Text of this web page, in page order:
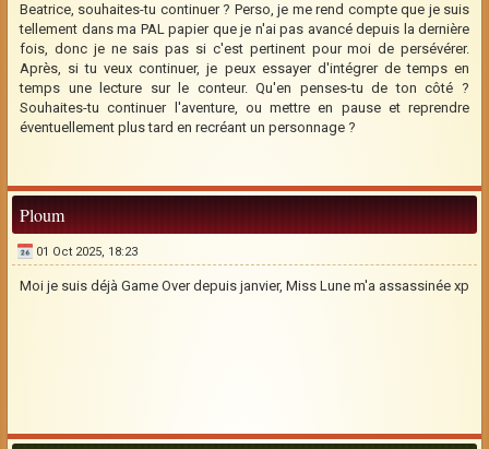
Beatrice, souhaites-tu continuer ? Perso, je me rend compte que je suis
tellement dans ma PAL papier que je n'ai pas avancé depuis la dernière
fois, donc je ne sais pas si c'est pertinent pour moi de persévérer.
Après, si tu veux continuer, je peux essayer d'intégrer de temps en
temps une lecture sur le conteur. Qu'en penses-tu de ton côté ?
Souhaites-tu continuer l'aventure, ou mettre en pause et reprendre
éventuellement plus tard en recréant un personnage ?
Ploum
01 Oct 2025, 18:23
Moi je suis déjà Game Over depuis janvier, Miss Lune m'a assassinée xp